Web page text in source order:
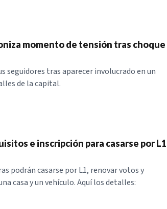
momento de tensión tras choque
seguidores tras aparecer involucrado en un
de la capital.
e inscripción para casarse por L1
podrán casarse por L1, renovar votos y
casa y un vehículo. Aquí los detalles: